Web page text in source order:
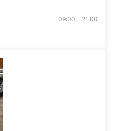
09:00 - 21:00